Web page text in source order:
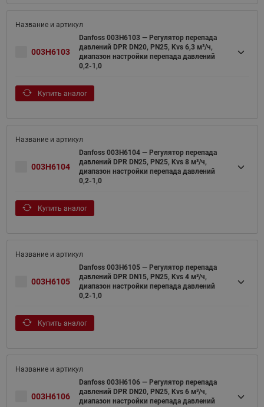
003H6103
Danfoss 003H6103 — Регулятор перепада
давлений DPR DN20, PN25, Kvs 6,3 м³/ч,
диапазон настройки перепада давлений
0,2-1,0
Купить аналог
003H6104
Danfoss 003H6104 — Регулятор перепада
давлений DPR DN25, PN25, Kvs 8 м³/ч,
диапазон настройки перепада давлений
0,2-1,0
Купить аналог
003H6105
Danfoss 003H6105 — Регулятор перепада
давлений DPR DN15, PN25, Kvs 4 м³/ч,
диапазон настройки перепада давлений
0,2-1,0
Купить аналог
003H6106
Danfoss 003H6106 — Регулятор перепада
давлений DPR DN20, PN25, Kvs 6 м³/ч,
диапазон настройки перепада давлений